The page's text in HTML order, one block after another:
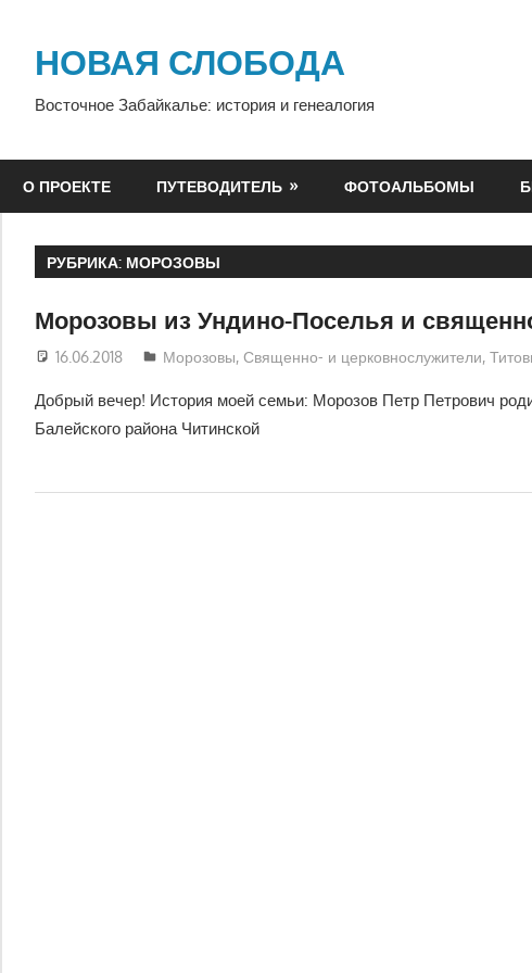
содержимому
НОВАЯ СЛОБОДА
Восточное Забайкалье: история и генеалогия
О ПРОЕКТЕ ПУТЕВОДИТЕЛЬ ФОТОАЛЬБОМЫ
РУБРИКА: МОРОЗОВЫ
Морозовы из Ундино-Поселья и
16.06.2018 alena84
Морозовы, Священно- и церковнослужители,
Добрый вечер! История моей семьи: Морозов Петр Петрович
Балейского района Читинской